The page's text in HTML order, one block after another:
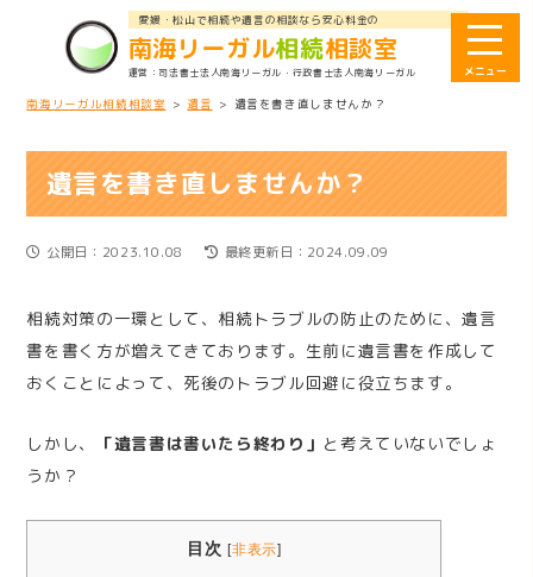
愛媛・松山で相続や遺言の相談なら安心料金の
南海リーガル相続相談室
司法書士法人南海リーガル ・行政書士法人南海リーガル
南海リーガル相続相談室 > 遺言 > 遺言を書き直しませんか？
遺言を書き直しませんか？
公開日：2023.10.08 最終更新日：2024.09.09
相続対策の一環として、相続トラブルの防止のために、遺言
書を書く方が増えてきております。生前に遺言書を作成して
おくことによって、死後のトラブル回避に役立ちます。
しかし、 「遺言書は書いたら終わり」 と考えていないでしょ
うか？
目次 [非表示]